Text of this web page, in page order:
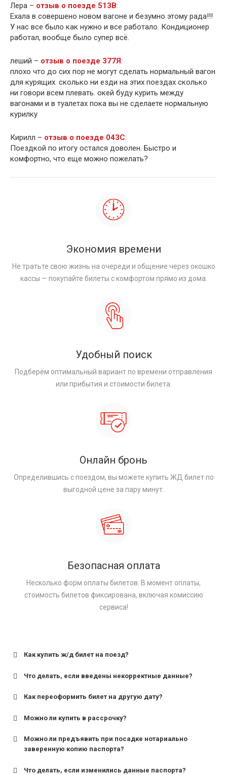
Лера – отзыв о поезде 513В:
Ехала в совершено новом вагоне и безумно этому рада!!!
У нас все было как нужно и все работало. Кондиционер
работал, вообще было супер всё.
леший – отзыв о поезде 377Я:
плохо что до сих пор не могут сделать нормальный вагон
для курящих. сколько ни езди на этих поездах сколько
ни говори всем плевать. окей буду курить между
вагонами и в туалетах пока вы не сделаете нормальную
курилку
Кирилл – отзыв о поезде 043С:
Поездкой по итогу остался доволен. Быстро и
комфортно, что еще можно пожелать?
Экономия времени
Не тратьте свою жизнь на очереди и общение через окошко
кассы — покупайте билеты с комфортом прямо из дома.
Удобный поиск
Подберём оптимальный вариант по времени отправления
или прибытия и стоимости билета.
Онлайн бронь
Определившись с поездом, вы можете купить ЖД билет по
выгодной цене за пару минут.
Безопасная оплата
Несколько форм оплаты билетов. В момент оплаты,
стоимость билетов фиксирована, включая комиссию
сервиса!
Как купить ж/д билет на поезд?
Что делать, если введены некорректные данные?
Как переоформить билет на другую дату?
Можно ли купить в рассрочку?
Можно ли предъявить при посадке нотариально
заверенную копию паспорта?
Что делать, если изменились данные паспорта?